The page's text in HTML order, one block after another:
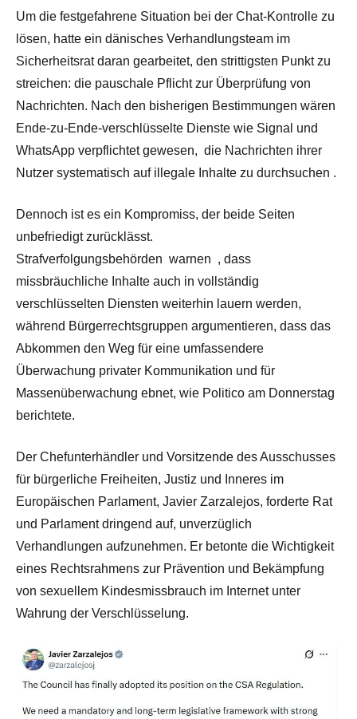
Um die festgefahrene Situation bei der Chat-Kontrolle zu
lösen, hatte ein dänisches Verhandlungsteam im
Sicherheitsrat daran gearbeitet, den strittigsten Punkt zu
streichen: die pauschale Pflicht zur Überprüfung von
Nachrichten. Nach den bisherigen Bestimmungen wären
Ende-zu-Ende-verschlüsselte Dienste wie Signal und
WhatsApp verpflichtet gewesen, die Nachrichten ihrer
Nutzer systematisch auf illegale Inhalte zu durchsuchen .
Dennoch ist es ein Kompromiss, der beide Seiten
unbefriedigt zurücklässt.
Strafverfolgungsbehörden warnen , dass
missbräuchliche Inhalte auch in vollständig
verschlüsselten Diensten weiterhin lauern werden,
während Bürgerrechtsgruppen argumentieren, dass das
Abkommen den Weg für eine umfassendere
Überwachung privater Kommunikation und für
Massenüberwachung ebnet, wie Politico am Donnerstag
berichtete.
Der Chefunterhändler und Vorsitzende des Ausschusses
für bürgerliche Freiheiten, Justiz und Inneres im
Europäischen Parlament, Javier Zarzalejos, forderte Rat
und Parlament dringend auf, unverzüglich
Verhandlungen aufzunehmen. Er betonte die Wichtigkeit
eines Rechtsrahmens zur Prävention und Bekämpfung
von sexuellem Kindesmissbrauch im Internet unter
Wahrung der Verschlüsselung.